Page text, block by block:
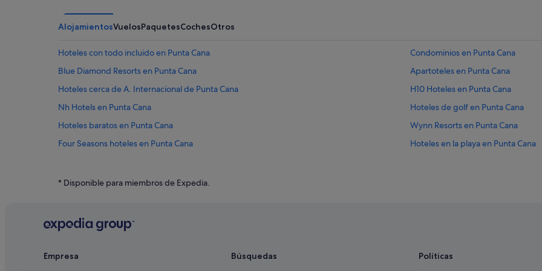
AlojamientosVuelosPaquetesCochesOtros
Hoteles con todo incluido en Punta Cana
Condominios en Punta Cana
Blue Diamond Resorts en Punta Cana
Apartoteles en Punta Cana
Hoteles cerca de A. Internacional de Punta Cana
H10 Hoteles en Punta Cana
Nh Hotels en Punta Cana
Hoteles de golf en Punta Cana
Hoteles baratos en Punta Cana
Wynn Resorts en Punta Cana
Four Seasons hoteles en Punta Cana
Hoteles en la playa en Punta Cana
Barcelo hoteles en Punta Cana
Punta Cana hoteles
Hoteles románticos en Punta Cana
Melia hoteles en Punta Cana
Hoteles para ir de compras en
* Disponible para miembros de Expedia.
Empresa Búsquedas Políticas